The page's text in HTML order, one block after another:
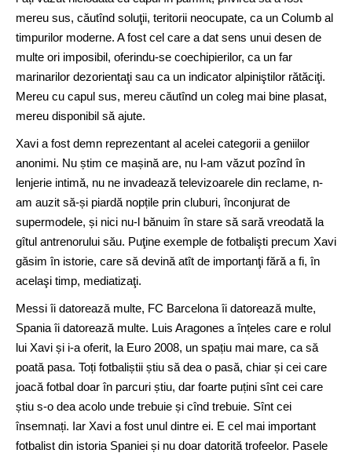
mereu sus, căutînd soluţii, teritorii neocupate, ca un Columb al
timpurilor moderne. A fost cel care a dat sens unui desen de
multe ori imposibil, oferindu-se coechipierilor, ca un far
marinarilor dezorientaţi sau ca un indicator alpiniştilor rătăciţi.
Mereu cu capul sus, mereu căutînd un coleg mai bine plasat,
mereu disponibil să ajute.
Xavi a fost demn reprezentant al acelei categorii a geniilor
anonimi. Nu știm ce mașină are, nu l-am văzut pozînd în
lenjerie intimă, nu ne invadează televizoarele din reclame, n-
am auzit să-și piardă nopțile prin cluburi, înconjurat de
supermodele, și nici nu-l bănuim în stare să sară vreodată la
gîtul antrenorului său. Puţine exemple de fotbalişti precum Xavi
găsim în istorie, care să devină atît de importanţi fără a fi, în
acelaşi timp, mediatizaţi.
Messi îi datorează multe, FC Barcelona îi datorează multe,
Spania îi datorează multe. Luis Aragones a înțeles care e rolul
lui Xavi și i-a oferit, la Euro 2008, un spațiu mai mare, ca să
poată pasa. Toți fotbaliștii știu să dea o pasă, chiar și cei care
joacă fotbal doar în parcuri știu, dar foarte puțini sînt cei care
știu s-o dea acolo unde trebuie și cînd trebuie. Sînt cei
însemnați. Iar Xavi a fost unul dintre ei. E cel mai important
fotbalist din istoria Spaniei și nu doar datorită trofeelor. Pasele